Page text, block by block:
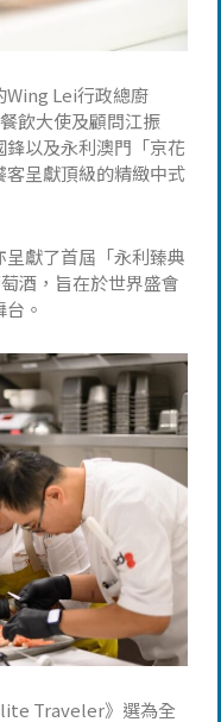
Wing Lei行政總廚
飲大使及顧問江振
以及永利澳門「京花
呈獻頂級的精緻中式
獻了首屆「永利臻典
酒，旨在於世界盛會
。
Traveler》選為全